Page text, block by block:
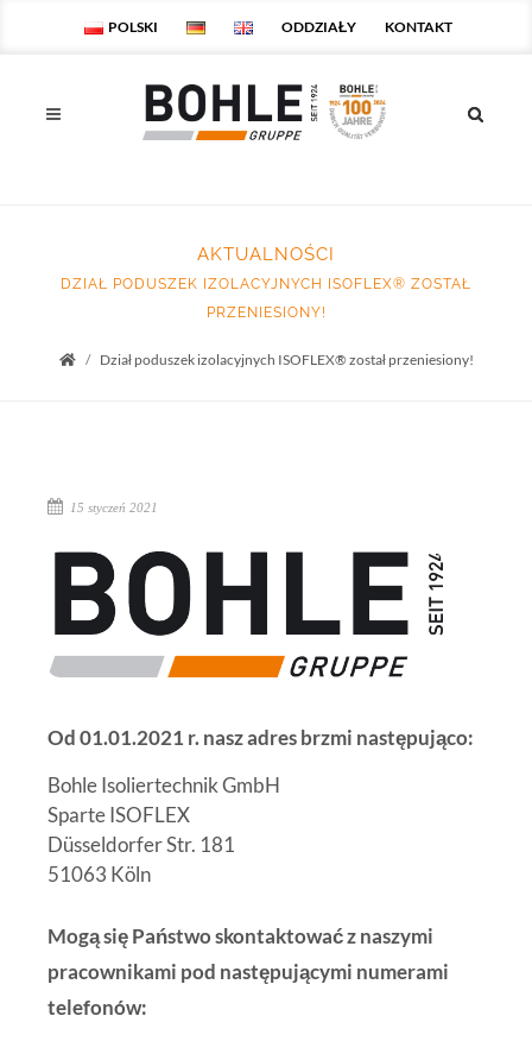
POLSKI ODDZIAŁY KONTAKT
AKTUALNOŚCI
DZIAŁ PODUSZEK IZOLACYJNYCH ISOFLEX® ZOSTAŁ
PRZENIESIONY!
Dział poduszek izolacyjnych ISOFLEX® został przeniesiony!
15 styczeń 2021
Od 01.01.2021 r. nasz adres brzmi następująco:
Bohle Isoliertechnik GmbH
Sparte ISOFLEX
Düsseldorfer Str. 181
51063 Köln
Mogą się Państwo skontaktować z naszymi
pracownikami pod następującymi numerami
telefonów: